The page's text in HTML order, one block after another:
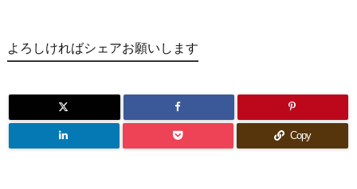
よろしければシェアお願いします
Copy